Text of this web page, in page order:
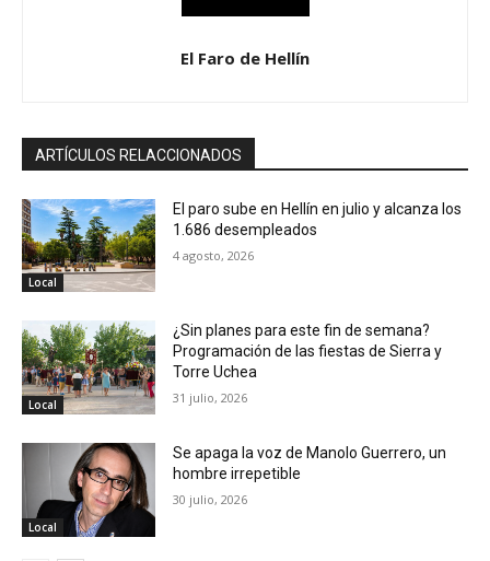
El Faro de Hellín
ARTÍCULOS RELACCIONADOS
Local
El paro sube en Hellín en julio y alcanza los
1.686 desempleados
4 agosto, 2026
Local
¿Sin planes para este fin de semana?
Programación de las fiestas de Sierra y
Torre Uchea
31 julio, 2026
Local
Se apaga la voz de Manolo Guerrero, un
hombre irrepetible
30 julio, 2026